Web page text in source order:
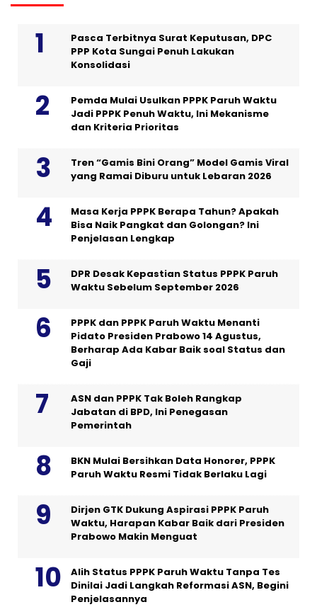
Pasca Terbitnya Surat Keputusan, DPC
PPP Kota Sungai Penuh Lakukan
Konsolidasi
Pemda Mulai Usulkan PPPK Paruh Waktu
Jadi PPPK Penuh Waktu, Ini Mekanisme
dan Kriteria Prioritas
Tren “Gamis Bini Orang” Model Gamis Viral
yang Ramai Diburu untuk Lebaran 2026
Masa Kerja PPPK Berapa Tahun? Apakah
Bisa Naik Pangkat dan Golongan? Ini
Penjelasan Lengkap
DPR Desak Kepastian Status PPPK Paruh
Waktu Sebelum September 2026
PPPK dan PPPK Paruh Waktu Menanti
Pidato Presiden Prabowo 14 Agustus,
Berharap Ada Kabar Baik soal Status dan
Gaji
ASN dan PPPK Tak Boleh Rangkap
Jabatan di BPD, Ini Penegasan
Pemerintah
BKN Mulai Bersihkan Data Honorer, PPPK
Paruh Waktu Resmi Tidak Berlaku Lagi
Dirjen GTK Dukung Aspirasi PPPK Paruh
Waktu, Harapan Kabar Baik dari Presiden
Prabowo Makin Menguat
Alih Status PPPK Paruh Waktu Tanpa Tes
Dinilai Jadi Langkah Reformasi ASN, Begini
Penjelasannya